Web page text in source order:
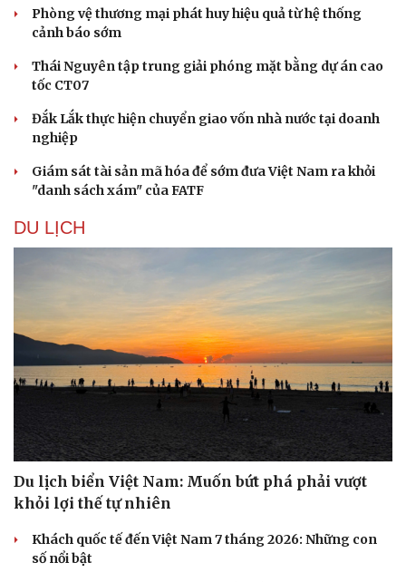
Phòng vệ thương mại phát huy hiệu quả từ hệ thống
cảnh báo sớm
Thái Nguyên tập trung giải phóng mặt bằng dự án cao
tốc CT07
Đắk Lắk thực hiện chuyển giao vốn nhà nước tại doanh
nghiệp
Giám sát tài sản mã hóa để sớm đưa Việt Nam ra khỏi
"danh sách xám" của FATF
DU LỊCH
Du lịch biển Việt Nam: Muốn bứt phá phải vượt
khỏi lợi thế tự nhiên
Khách quốc tế đến Việt Nam 7 tháng 2026: Những con
số nổi bật